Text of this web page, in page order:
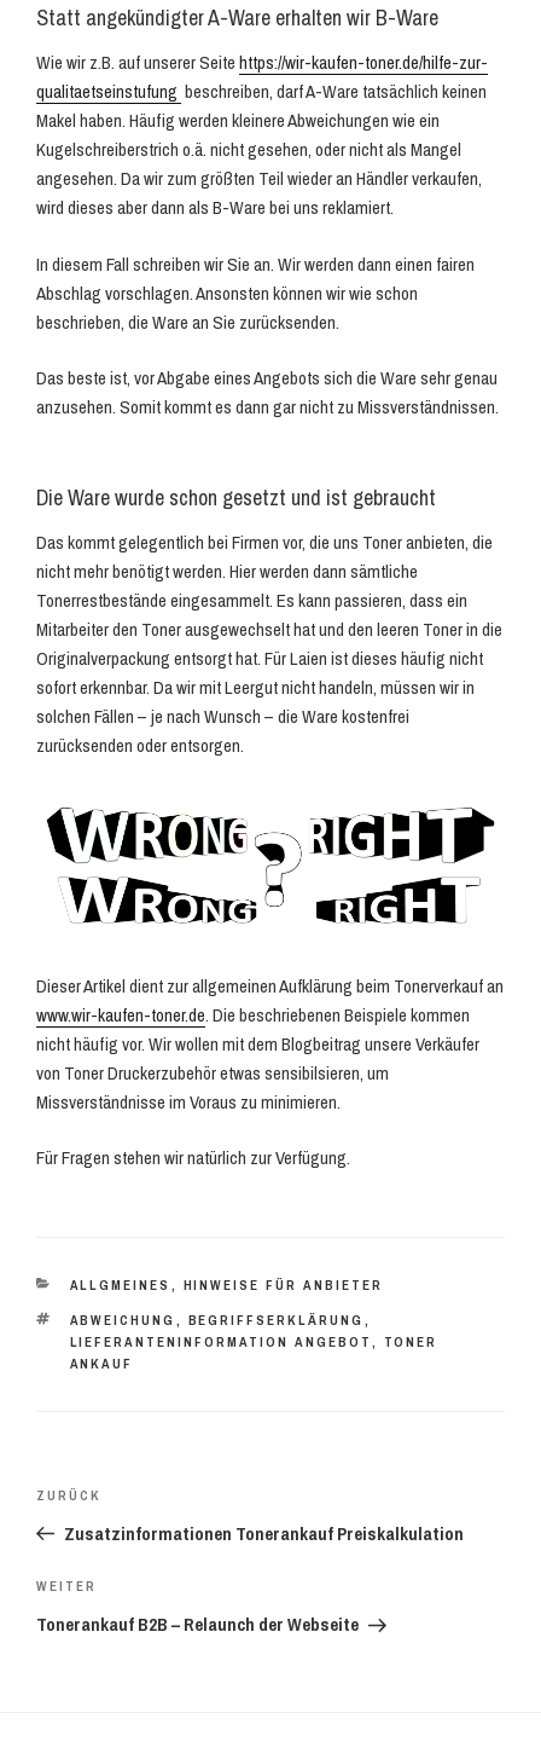
Statt angekündigter A-Ware erhalten wir B-Ware
Wie wir z.B. auf unserer Seitehttps://wir-kaufen-toner.de/hilfe-zur-
qualitaetseinstufung beschreiben, darf A-Ware tatsächlich keinen
Makel haben. Häufig werden kleinere Abweichungen wie ein
Kugelschreiberstrich o.ä. nicht gesehen, oder nicht als Mangel
angesehen. Da wir zum größten Teil wieder an Händler verkaufen,
wird dieses aber dann als B-Ware bei uns reklamiert.
In diesem Fall schreiben wir Sie an. Wir werden dann einen fairen
Abschlag vorschlagen. Ansonsten können wir wie schon
beschrieben, die Ware an Sie zurücksenden.
Das beste ist, vor Abgabe eines Angebots sich die Ware sehr genau
anzusehen. Somit kommt es dann gar nicht zu Missverständnissen.
Die Ware wurde schon gesetzt und ist gebraucht
Das kommt gelegentlich bei Firmen vor, die uns Toner anbieten, die
nicht mehr benötigt werden. Hier werden dann sämtliche
Tonerrestbestände eingesammelt. Es kann passieren, dass ein
Mitarbeiter den Toner ausgewechselt hat und den leeren Toner in die
Originalverpackung entsorgt hat. Für Laien ist dieses häufig nicht
sofort erkennbar. Da wir mit Leergut nicht handeln, müssen wir in
solchen Fällen – je nach Wunsch – die Ware kostenfrei
zurücksenden oder entsorgen.
Dieser Artikel dient zur allgemeinen Aufklärung beim Tonerverkauf an
www.wir-kaufen-toner.de. Die beschriebenen Beispiele kommen
nicht häufig vor. Wir wollen mit dem Blogbeitrag unsere Verkäufer
von Toner Druckerzubehör etwas sensibilsieren, um
Missverständnisse im Voraus zu minimieren.
Für Fragen stehen wir natürlich zur Verfügung.
KATEGORIEN
ALLGMEINES , HINWEISE FÜR ANBIETER
SCHLAGWÖRTER
ABWEICHUNG , BEGRIFFSERKLÄRUNG ,
LIEFERANTENINFORMATION ANGEBOT ,
TONER
ANKAUF
Beitrags-
Vorheriger
Beitrag
ZURÜCK
Zusatzinformationen Tonerankauf Preiskalkulation
Nächster
Beitrag
WEITER
Tonerankauf B2B – Relaunch der Webseite